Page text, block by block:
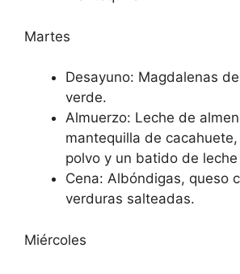
Martes
Desayuno: Magdalenas
verde.
Almuerzo: Leche de
mantequilla de
polvo y un batido de
Cena: Albóndigas, queso
verduras salteadas.
Miércoles